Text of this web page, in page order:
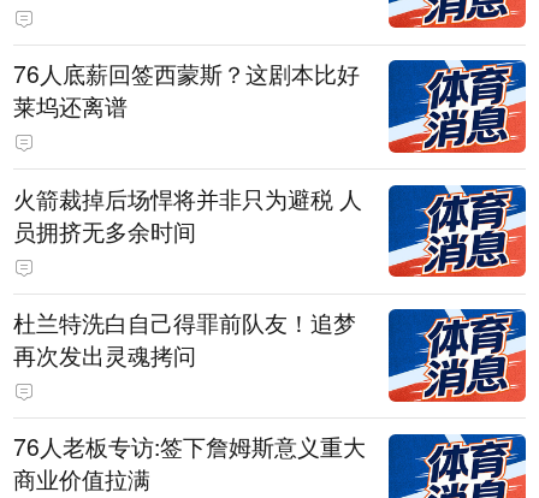
76人底薪回签西蒙斯？这剧本比好
莱坞还离谱
火箭裁掉后场悍将并非只为避税 人
员拥挤无多余时间
杜兰特洗白自己得罪前队友！追梦
再次发出灵魂拷问
76人老板专访:签下詹姆斯意义重大
商业价值拉满